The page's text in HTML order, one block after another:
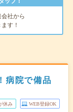
社から
す！
病院で備品
休み WEB登録OK